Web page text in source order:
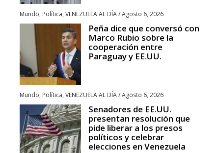
Mundo, Política, VENEZUELA AL DÍA/Agosto 6, 2026
Peña dice que conversó con
Marco Rubio sobre la
cooperación entre
Paraguay y EE.UU.
Mundo, Política, VENEZUELA AL DÍA/Agosto 6, 2026
Senadores de EE.UU.
presentan resolución que
pide liberar a los presos
políticos y celebrar
elecciones en Venezuela